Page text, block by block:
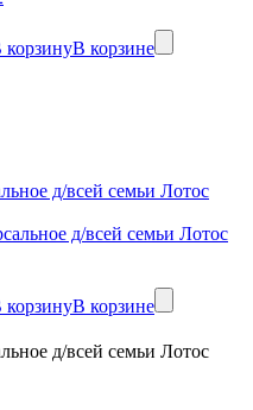
корзинуВ корзине
д/всей семьи Лотос
корзинуВ корзине
д/всей семьи Лотос